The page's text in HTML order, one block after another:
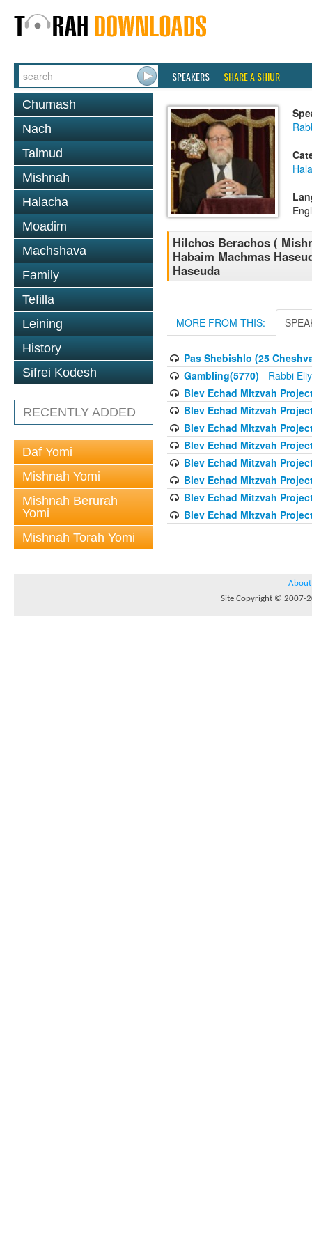
SPEAKERS SHARE A SHIUR
Chumash
Nach
Talmud
Mishnah
Halacha
Moadim
Machshava
Family
Tefilla
Leining
History
Sifrei Kodesh
RECENTLY ADDED
Daf Yomi
Mishnah Yomi
Mishnah Berurah
Yomi
Mishnah Torah Yomi
Hilchos Berachos (
Habaim Machmas
Haseuda
MORE FROM THIS:
Pas Shebishlo (25
Gambling(5770) - Rabbi
Blev Echad Mitzvah
Blev Echad Mitzvah
Blev Echad Mitzvah
Blev Echad Mitzvah
Blev Echad Mitzvah
Blev Echad Mitzvah
Blev Echad Mitzvah
Blev Echad Mitzvah
About
Site Copyright © 2007-